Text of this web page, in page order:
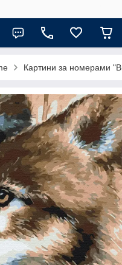
Картини за номерами